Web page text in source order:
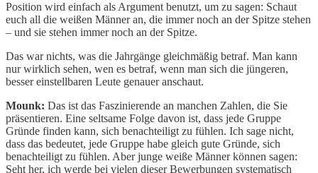
Position wird einfach als Argument benutzt, um zu sagen: Schaut
euch all die weißen Männer an, die immer noch an der Spitze stehen
– und sie stehen immer noch an der Spitze.
Das war nichts, was die Jahrgänge gleichmäßig betraf. Man kann
nur wirklich sehen, wen es betraf, wenn man sich die jüngeren,
besser einstellbaren Leute genauer anschaut.
Mounk: Das ist das Faszinierende an manchen Zahlen, die Sie
präsentieren. Eine seltsame Folge davon ist, dass jede Gruppe
Gründe finden kann, sich benachteiligt zu fühlen. Ich sage nicht,
dass das bedeutet, jede Gruppe habe gleich gute Gründe, sich
benachteiligt zu fühlen. Aber junge weiße Männer können sagen:
Seht her, ich werde bei vielen dieser Bewerbungen systematisch